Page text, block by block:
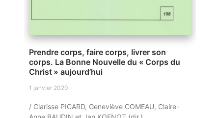
Prendre corps, faire corps, livrer son
corps. La Bonne Nouvelle du « Corps du
Christ » aujourd’hui
1 janvier 2020
/ Clarisse PICARD, Geneviève COMEAU, Claire-